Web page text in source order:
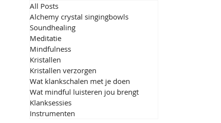
All Posts
Alchemy crystal singingbowls
Soundhealing
Meditatie
Mindfulness
Kristallen
Kristallen verzorgen
Wat klankschalen met je doen
Wat mindful luisteren jou brengt
Klanksessies
Instrumenten